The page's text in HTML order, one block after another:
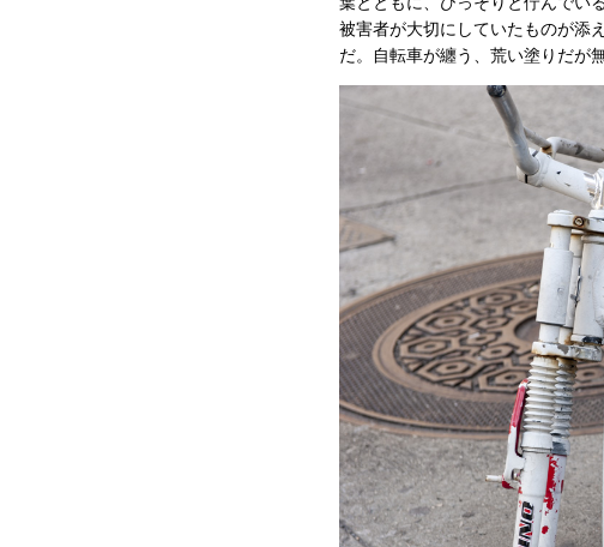
被害者が大切にしていたものが添
だ。自転車が纏う、荒い塗りだが